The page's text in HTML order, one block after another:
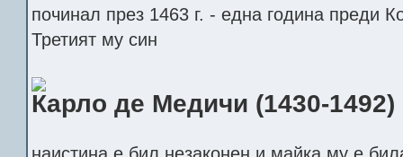
починал през 1463 г. - една година преди
Третият му син
Карло де Медичи (1430-1492)